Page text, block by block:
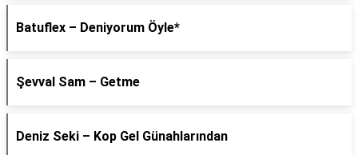
Batuflex – Deniyorum Öyle*
Şevval Sam – Getme
Deniz Seki – Kop Gel Günahlarından